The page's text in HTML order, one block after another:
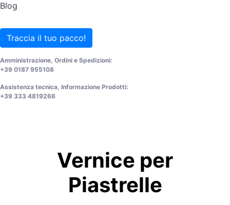
Blog
Traccia il tuo pacco!
Amministrazione, Ordini e Spedizioni:
+39 0187 955108
Assistenza tecnica, Informazione Prodotti:
+39 333 4819266
Vernice per
Piastrelle